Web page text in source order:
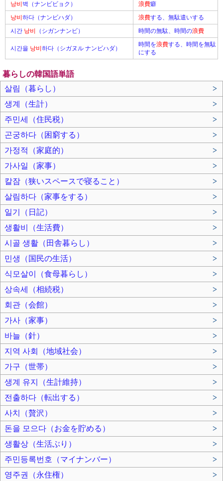
낭비 벽（ナンビビョク） 浪費癖
낭비 하다（ナンビハダ） 浪費する、無駄遣いする
시간 낭비 （シガンナンビ） 時間の無駄、時間の浪費
시간을 낭비 하다（シガヌル ナンビハダ）
時間を浪費する、時間を無駄
にする
暮らしの韓国語単語
살림（暮らし）
>
생계（生計）
>
주민세（住民税）
>
곤궁하다（困窮する）
>
가정적（家庭的）
>
가사일（家事）
>
칼잠（狭いスペースで寝ること）
>
살림하다（家事をする）
>
일기（日記）
>
생활비（生活費）
>
시골 생활（田舎暮らし）
>
민생（国民の生活）
>
식모살이（食母暮らし）
>
상속세（相続税）
>
회관（会館）
>
가사（家事）
>
바늘（針）
>
지역 사회（地域社会）
>
가구（世帯）
>
생계 유지（生計維持）
>
전출하다（転出する）
>
사치（贅沢）
>
돈을 모으다（お金を貯める）
>
생활상（生活ぶり）
>
주민등록번호（マイナンバー）
>
영주권（永住権）
>